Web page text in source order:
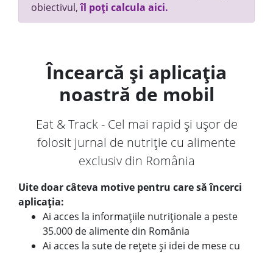
obiectivul,îl poți calcula aici.
Încearcă și aplicația
noastră de mobil
Eat & Track - Cel mai rapid și ușor de
folosit jurnal de nutriție cu alimente
exclusiv din România
Uite doar câteva motive pentru care să încerci
aplicația:
Ai acces la informațiile nutriționale a peste
35.000 de alimente din România
Ai acces la sute de rețete și idei de mese cu